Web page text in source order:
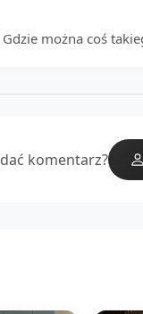
można coś
komentarz?